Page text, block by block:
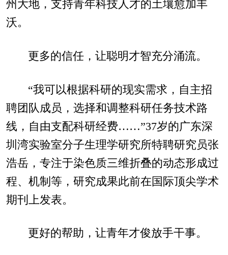
州大地，支持青年科技人才的土壤愈加丰
沃。
更多的信任，让聪明才智充分涌流。
“我可以根据科研的现实需求，自主招
聘团队成员，选择和调整科研任务技术路
线，自由支配科研经费……”37岁的广东深
圳湾实验室分子生理学研究所特聘研究员张
浩岳，专注于染色质三维折叠的动态形成过
程、机制等，研究成果此前在国际顶尖学术
期刊上发表。
更好的帮助，让青年才俊放手干事。